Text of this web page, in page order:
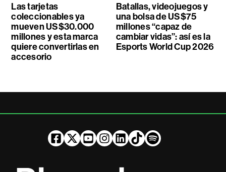
Las tarjetas
coleccionables ya
mueven US$30.000
millones y esta marca
quiere convertirlas en
accesorio
Batallas, videojuegos y
una bolsa de US$75
millones “capaz de
cambiar vidas”: así es la
Esports World Cup 2026